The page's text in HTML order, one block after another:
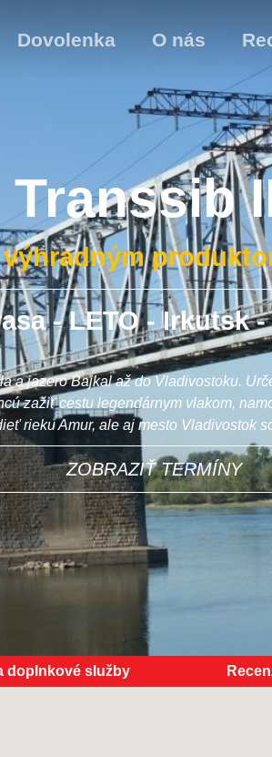
Dovolenka O nás
Transsib
- LETO - Irkutsk
a jazero Bajkal až do Vladivostoku.
zažiť cestu legendárnym vlakom,
rieku Amur, ale aj mesto Vladivostok
ZOBRAZIŤ TERMÍNY
doplnkové služby